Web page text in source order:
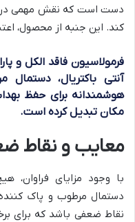
دست است که نقش مهمی در
کند. این جنبه از محصول،
فرمولاسیون فاقد الکل و
آنتی باکتریال،
هوشمندانه برای حفظ
مکان تبدیل کرده است.
معایب و نقاط
با وجود مزایای
دستمال مرطوب و پاک
نقاط ضعفی باشد که برای